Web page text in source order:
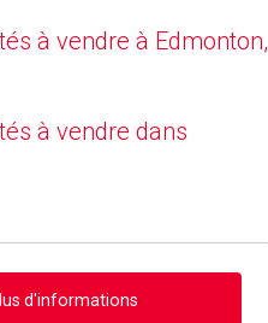
à vendre à Edmonton,
à vendre dans
d'informations